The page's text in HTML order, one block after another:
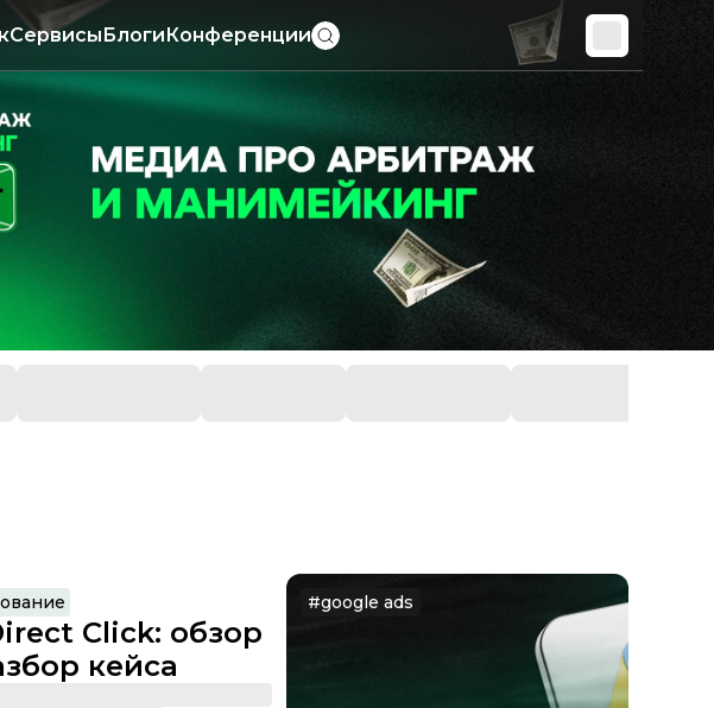
СервисыБлогиКонференции
Click: обзор
кейса
#google ads